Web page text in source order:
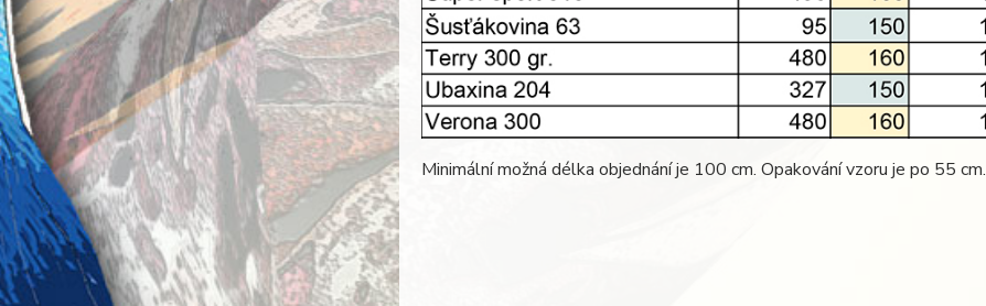
Minimální možná délka objednání je 100 cm. Opakování vzoru je po 55 cm.